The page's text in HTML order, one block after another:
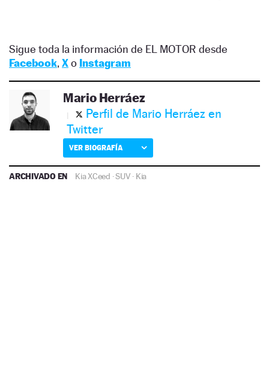
Sigue toda la información de EL MOTOR desde
Facebook, Xo Instagram
Mario Herráez
Perfil de Mario Herráez en
Twitter
VER BIOGRAFÍA
ARCHIVADO EN Kia XCeed ·SUV · Kia